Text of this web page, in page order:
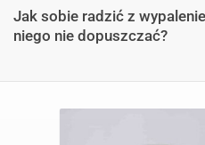
Jak sobie radzić z
niego nie dopuszczać?